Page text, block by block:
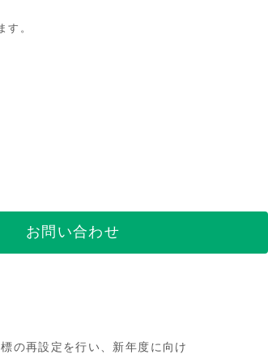
す。
お問い合わせ
の再設定を行い、新年度に向け